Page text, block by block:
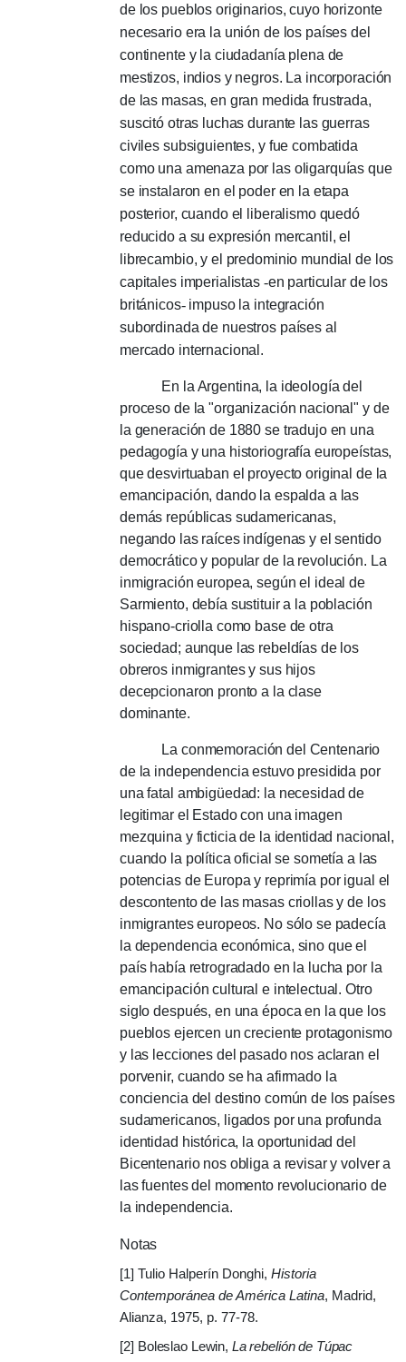
de los pueblos originarios, cuyo horizonte
necesario era la unión de los países del
continente y la ciudadanía plena de
mestizos, indios y negros. La incorporación
de las masas, en gran medida frustrada,
suscitó otras luchas durante las guerras
civiles subsiguientes, y fue combatida
como una amenaza por las oligarquías que
se instalaron en el poder en la etapa
posterior, cuando el liberalismo quedó
reducido a su expresión mercantil, el
librecambio, y el predominio mundial de los
capitales imperialistas -en particular de los
británicos-impuso la integración
subordinada de nuestros países al
mercado internacional.
En la Argentina, la ideología del
proceso de la "organiza­ción nacio­nal" y de
la generación de 1880 se tradujo en una
pedago­gía y una historiografía europeístas,
que desvirtuaban el proyecto original de la
emancipación, dando la espalda a las
demás repúblicas sudame­ricanas,
negando las raíces indígenas y el sentido
democrático y popular de la revolución. La
inmigración europea, según el ideal de
Sarmiento, debía sustituir a la población
hispano-criolla como base de otra
sociedad; aunque las rebeldías de los
obreros inmigrantes y sus hijos
decepcionaron pronto a la clase
dominante.
La conmemoración del Centenario
de la independencia estuvo presidida por
una fatal ambigüedad: la necesidad de
legitimar el Estado con una imagen
mezquina y ficticia de la identidad nacional,
cuando la política oficial se sometía a las
potencias de Europa y reprimía por igual el
descontento de las masas criollas y de los
inmigrantes europeos. No sólo se padecía
la dependencia económica, sino que el
país había retrogradado en la lucha por la
emancipación cultural e intelectual. Otro
siglo después, en una época en la que los
pueblos ejercen un creciente protagonismo
y las lecciones del pasado nos aclaran el
porvenir, cuando se ha afirmado la
conciencia del destino común de los países
sudamericanos, ligados por una profunda
identidad histórica, la oportunidad del
Bicentenario nos obliga a revisar y volver a
las fuentes del momento revolucionario de
la independencia.
Notas
[1] Tulio Halperín Donghi, Historia
Contemporánea de América Latina, Madrid,
Alianza, 1975, p. 77-78.
[2] Boleslao Lewin, La rebelión de Túpac